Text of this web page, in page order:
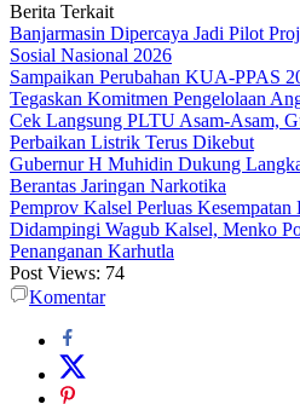
Berita Terkait
Banjarmasin Dipercaya Jadi Pilot
Sosial Nasional 2026
Sampaikan Perubahan KUA-PPAS
Tegaskan Komitmen Pengelolaan
Cek Langsung PLTU Asam-Asam,
Perbaikan Listrik Terus Dikebut
Gubernur H Muhidin Dukung
Berantas Jaringan Narkotika
Pemprov Kalsel Perluas
Didampingi Wagub Kalsel, Menko
Penanganan Karhutla
Post Views: 74
Komentar